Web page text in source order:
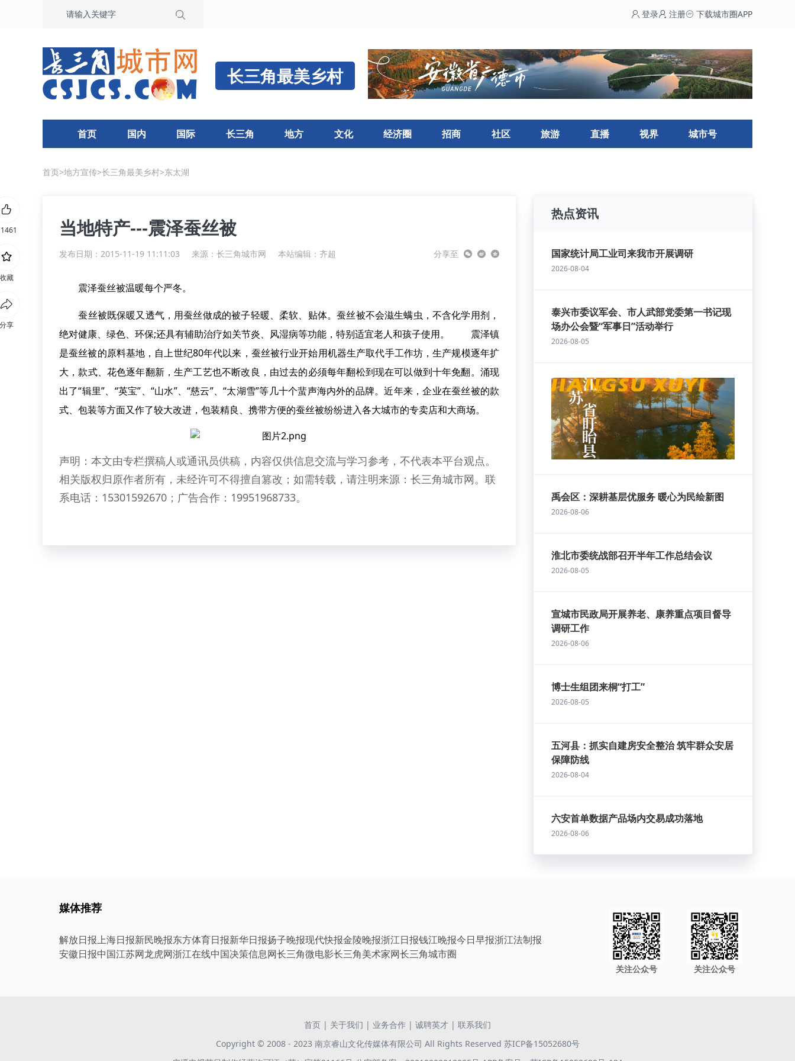
登录 注册 下载城市圈APP
长三角最美乡村
首页 国内 国际 长三角 地方 文化 经济圈 招商 社区 旅游 直播 视界 城市号
首页>地方宣传>长三角最美乡村>东太湖
当地特产---震泽蚕丝被
发布日期：2015-11-19 11:11:03 来源： 长三角城市网 本站编辑：齐超 分享至
震泽蚕丝被温暖每个严冬。
蚕丝被既保暖又透气，用蚕丝做成的被子轻暖、柔软、贴体。蚕丝被不会滋生螨虫，不含化学用剂，
绝对健康、绿色、环保;还具有辅助治疗如关节炎、风湿病等功能，特别适宜老人和孩子使用。 震泽镇
是蚕丝被的原料基地，自上世纪80年代以来，蚕丝被行业开始用机器生产取代手工作坊，生产规模逐年扩
大，款式、花色逐年翻新，生产工艺也不断改良，由过去的必须每年翻松到现在可以做到十年免翻。涌现
出了“辑里”、“英宝”、“山水”、“慈云”、“太湖雪”等几十个蜚声海内外的品牌。近年来，企业在蚕丝被的款
式、包装等方面又作了较大改进，包装精良、携带方便的蚕丝被纷纷进入各大城市的专卖店和大商场。
声明：本文由专栏撰稿人或通讯员供稿，内容仅供信息交流与学习参考，不代表本平台观点。
相关版权归原作者所有，未经许可不得擅自篡改；如需转载，请注明来源：长三角城市网。联
系电话：15301592670；广告合作：19951968733。
热点资讯
国家统计局工业司来我市开展调研
2026-08-04
泰兴市委议军会、市人武部党委第一书记现
场办公会暨“军事日”活动举行
2026-08-05
禹会区：深耕基层优服务 暖心为民绘新图
2026-08-06
淮北市委统战部召开半年工作总结会议
2026-08-05
宣城市民政局开展养老、康养重点项目督导
调研工作
2026-08-06
博士生组团来桐“打工”
2026-08-05
五河县：抓实自建房安全整治 筑牢群众安居
保障防线
2026-08-04
六安首单数据产品场内交易成功落地
2026-08-06
收藏
分享
媒体推荐
解放日报上海日报新民晚报东方体育日报新华日报扬子晚报现代快报金陵晚报浙江日报钱江晚报今日早报浙江法制报
安徽日报中国江苏网龙虎网浙江在线中国决策信息网长三角微电影长三角美术家网长三角城市圈
关注公众号 关注公众号
首页 | 关于我们 | 业务合作 | 诚聘英才 | 联系我们
Copyright © 2008 - 2023 南京睿山文化传媒体有限公司 All Rights Reserved 苏ICP备15052680号